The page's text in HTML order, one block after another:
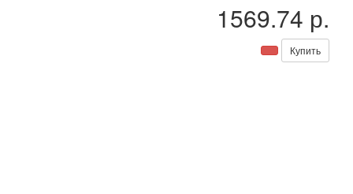
1569.74 р.
Купить